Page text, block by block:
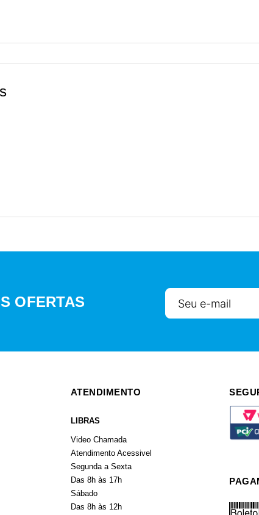
OFERTAS
ATENDIMENTO
LIBRAS
Video Chamada
Atendimento Acessivel
Segunda a Sexta
Das 8h às 17h
Sábado
Das 8h às 12h
boleto